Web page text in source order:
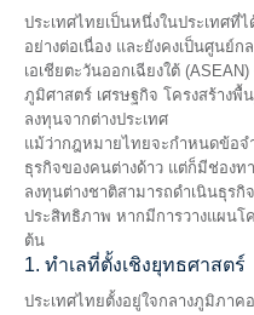
ประเทศไทยเป็นหนึ่งในประเทศที่
อย่างต่อเนื่อง และยังคงเป็นศูนย์
เอเชียตะวันออกเฉียงใต้
ภูมิศาสตร์ เศรษฐกิจ โครงสร้าง
ลงทุนจากต่างประเทศ
แม้ว่ากฎหมายไทยจะกำหนดข้อจ
ธุรกิจของคนต่างด้าว แต่ก็มีช่อง
ลงทุนต่างชาติสามารถดำเนินธุรกิ
ประสิทธิภาพ หากมีการวางแผนโ
ต้น
1. ทำเลที่ตั้งเชิงยุทธศาสตร์
ประเทศไทยตั้งอยู่ใจกลางภูมิภาค